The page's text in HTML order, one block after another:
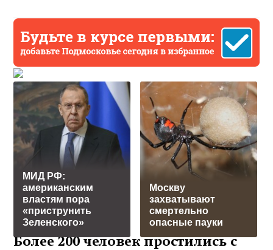
МИД РФ:
американским
властям пора
«приструнить
Зеленского»
Москву
захватывают
смертельно
опасные пауки
Более 200 человек простились с